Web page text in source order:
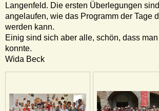
Langenfeld. Die ersten Überlegungen
angelaufen, wie das Programm der Tage
werden kann.
Einig sind sich aber alle, schön, dass
konnte.
Wida Beck